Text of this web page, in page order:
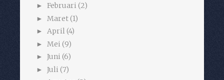
► Februari (2)
► Maret(1)
► April(4)
► Mei (9)
► Juni (6)
► Juli (7)